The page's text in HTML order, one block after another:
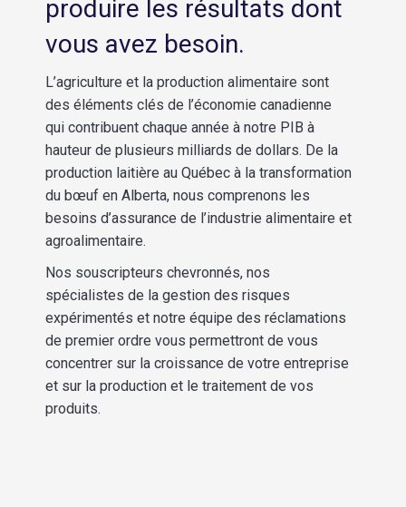
produire les résultats dont
vous avez besoin.
L’agriculture et la production alimentaire sont
des éléments clés de l’économie canadienne
qui contribuent chaque année à notre PIB à
hauteur de plusieurs milliards de dollars. De la
production laitière au Québec à la transformation
du bœuf en Alberta, nous comprenons les
besoins d’assurance de l’industrie alimentaire et
agroalimentaire.
Nos souscripteurs chevronnés, nos
spécialistes de la gestion des risques
expérimentés et notre équipe des réclamations
de premier ordre vous permettront de vous
concentrer sur la croissance de votre entreprise
et sur la production et le traitement de vos
produits.